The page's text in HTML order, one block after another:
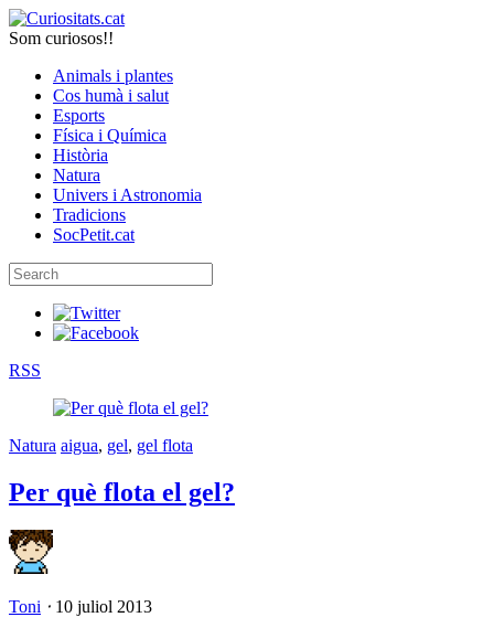
Som curiosos!!
Animals i plantes
Cos humà i salut
Esports
Física i Química
Història
Natura
Univers i Astronomia
Tradicions
SocPetit.cat
RSS
Natura aigua, gel, gel flota
Per què flota el gel?
Toni ⋅ 10 juliol 2013